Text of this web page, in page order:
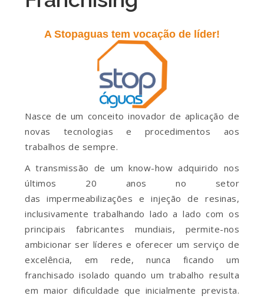
A Stopaguas tem vocação de líder!
Nasce de um conceito inovador de aplicação de
novas tecnologias e procedimentos aos
trabalhos de sempre.
A transmissão de um know-how adquirido nos
últimos 20 anos no setor
das impermeabilizações e injeção de resinas,
inclusivamente trabalhando lado a lado com os
principais fabricantes mundiais, permite-nos
ambicionar ser líderes e oferecer um serviço de
excelência, em rede, nunca ficando um
franchisado isolado quando um trabalho resulta
em maior dificuldade que inicialmente prevista.